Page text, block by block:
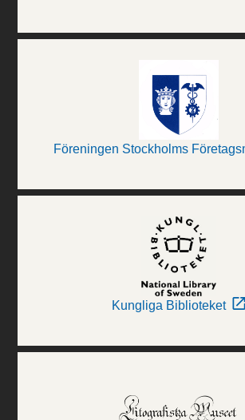
Föreningen Stockholms
Kungliga Biblioteket